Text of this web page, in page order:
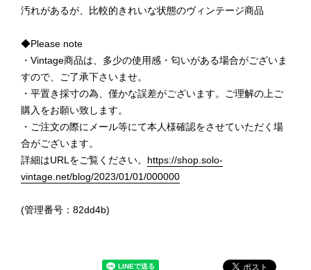
汚れがあるが、比較的きれいな状態のヴィンテージ商品
◆Please note
・Vintage商品は、多少の使用感・匂いがある場合がございま
すので、ご了承下さいませ。
・平置き採寸の為、僅かな誤差がございます。ご理解の上ご
購入をお願い致します。
・ご注文の際にメール等にて本人様確認をさせていただく場
合がございます。
詳細はURLをご覧ください。 https://shop.solo-
vintage.net/blog/2023/01/01/000000
(管理番号：82dd4b)